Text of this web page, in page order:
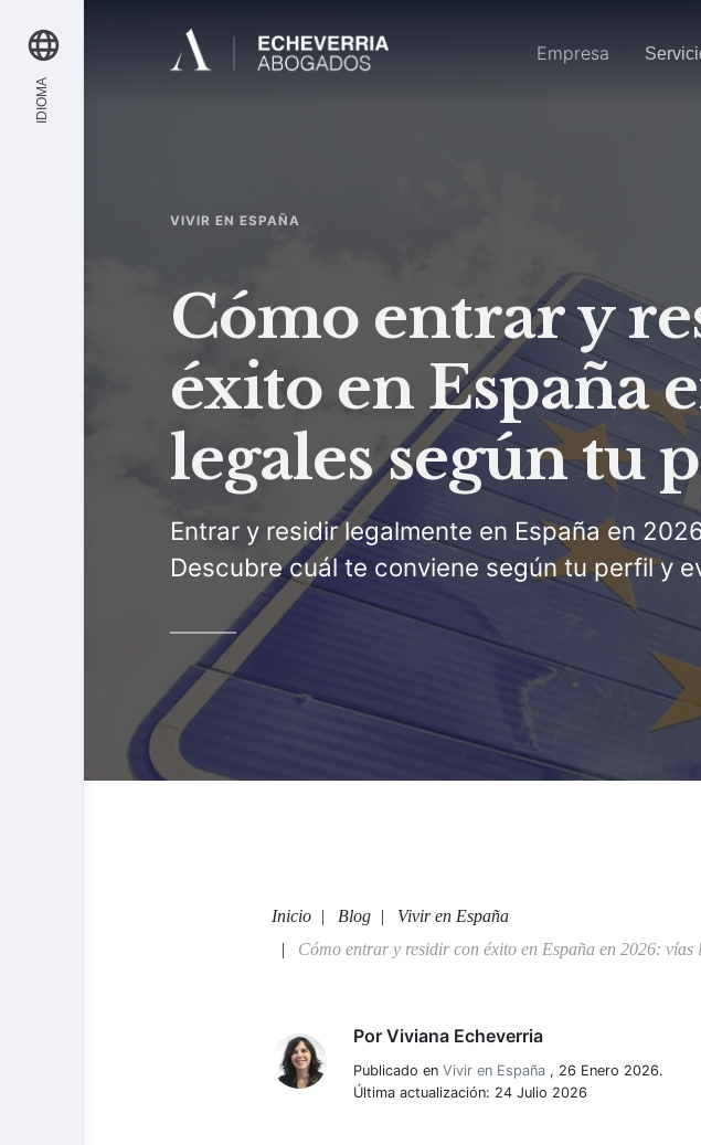
IDIOMA
Empresa
VIVIR EN ESPAÑA
Cómo entrar y
éxito en España
legales según tu
Entrar y residir legalmente en España en
Descubre cuál te conviene según tu perfil y
Inicio Blog
Vivir en España
Cómo entrar y residir con éxito en España en 2026: vías
Viviana Echeverria
PorViviana Echeverria
Publicado enVivir en España , 26 Enero 2026.
Última actualización: 24 Julio 2026